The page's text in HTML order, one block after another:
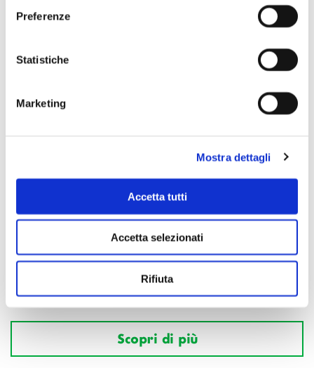
Preferenze
Statistiche
Marketing
Mostra dettagli
Accetta tutti
Accetta selezionati
Rifiuta
Scopri di più